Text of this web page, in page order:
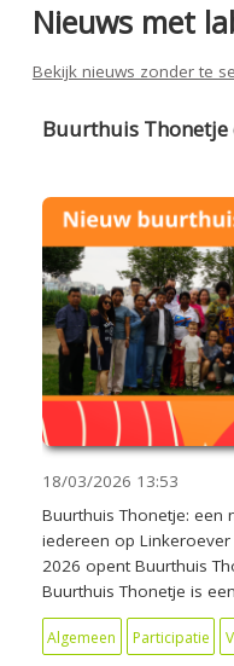
Nieuws met
Bekijk nieuws zonder te
Buurthuis
18/03/2026 13:53
Buurthuis Thonetje:
iedereen op
2026 opent Buurthuis
Buurthuis Thonetje is
Algemeen Participatie